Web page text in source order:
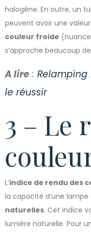
halogène. En outre, un
peuvent avoir une
couleur froide
s’approche beaucoup
A lire : Relamping
le réussir
3 – Le
L’indice de rendu des
la capacité d’une lampe
naturelles. Cet indice
lumière naturelle. Pour